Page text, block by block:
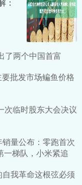
了两个中国首富
批发市场鳊鱼价格
次临时股东大会决议
量公布：零跑首次
梯队，小米紧追
我革命这根弦必须